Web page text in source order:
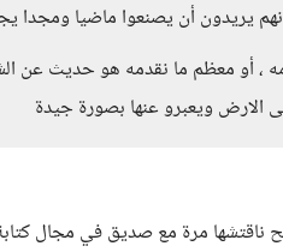
يريدون أن يصنعوا ماضيا ومجدا
، أو معظم ما نقدمه هو حديث
الارض ويعبرو عنها بصورة جيدة
ناقتشها مرة مع صديق في مجال